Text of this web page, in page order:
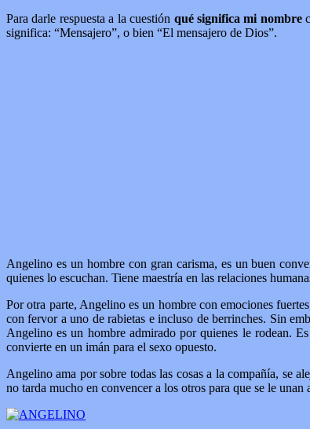
Para darle respuesta a la cuestión qué significa mi nombre
significa: “Mensajero”, o bien “El mensajero de Dios”.
Angelino es un hombre con gran carisma, es un buen
quienes lo escuchan. Tiene maestría en las relaciones
Por otra parte, Angelino es un hombre con emociones
con fervor a uno de rabietas e incluso de berrinches. Sin
Angelino es un hombre admirado por quienes le rodean.
convierte en un imán para el sexo opuesto.
Angelino ama por sobre todas las cosas a la compañía, se
no tarda mucho en convencer a los otros para que se le unan